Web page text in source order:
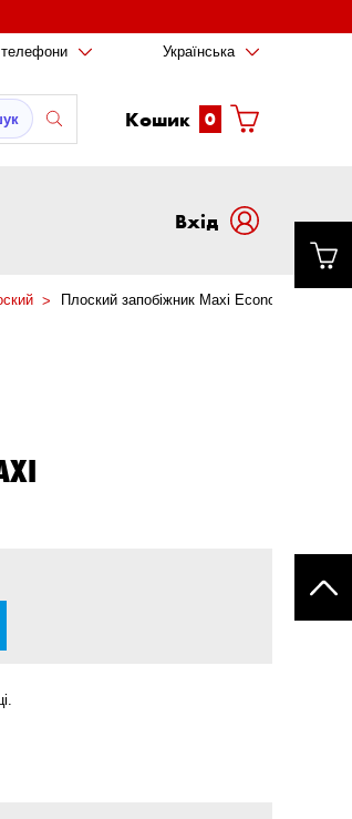
телефони Українська
Кошик 0
Вxід
Плоский запобіжник Maxi Economic